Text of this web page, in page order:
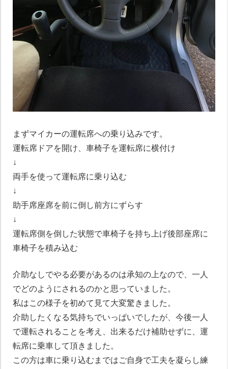
まずマイカーの運転席への乗り込みです。
運転席ドアを開け、車椅子を運転席に横付け
↓
両手を使って運転席に乗り込む
↓
助手席座席を前に倒し前方にずらす
↓
運転席側を倒した状態で車椅子を持ち上げ後部座席に
車椅子を積み込む
介助なしでやる必要があるのは承知の上なので、一人
でどのようにされるのかと思っていました。
私はこの様子を初めて見て大変驚きました。
介助したくなる気持ちでいっぱいでしたが、今後一人
で運転されることを考え、出来るだけ補助せずに、運
転席に乗車して頂きました。
この方は車に乗り込むまではご自身で工夫を凝らし練